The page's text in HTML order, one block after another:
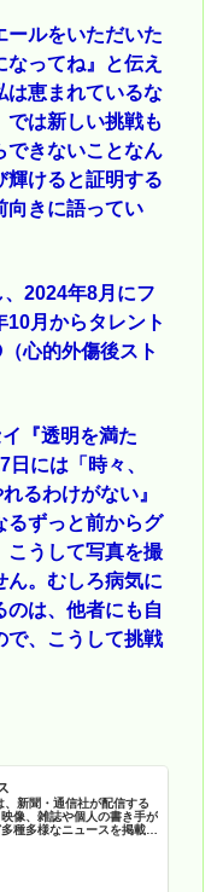
ールをいただいた
ってね』と伝え
は恵まれているな
では新しい挑戦も
できないことなん
輝けると証明する
向きに語ってい
2024年8月にフ
月からタレント
心的外傷後スト
『透明を満た
には「時々、
るわけがない』
るずっと前からグ
こうして写真を撮
ん。むしろ病気に
のは、他者にも自
で、こうして挑戦
新聞・通信社が配信する
像、雑誌や個人の書き手が
種多様なニュースを掲載し